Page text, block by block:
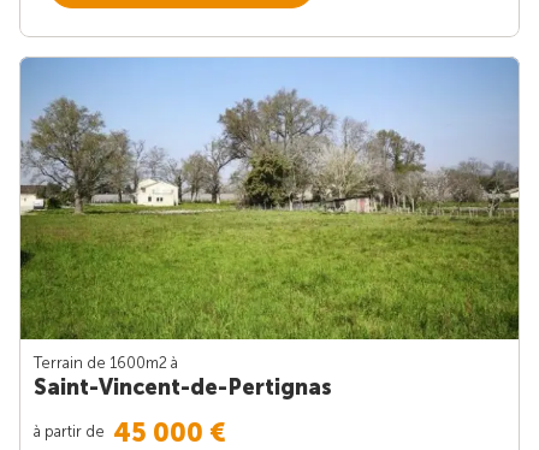
Terrain de 1600m2 à
Saint-Vincent-de-Pertignas
à partir de 45 000 €